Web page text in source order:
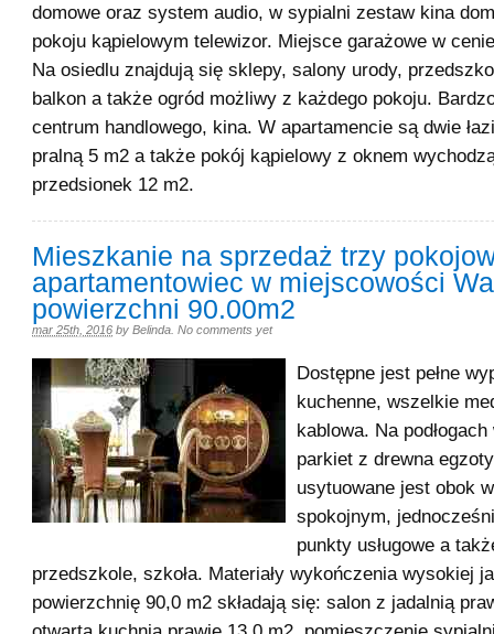
domowe oraz system audio, w sypialni zestaw kina
pokoju kąpielowym telewizor. Miejsce garażowe w
Na osiedlu znajdują się sklepy, salony urody,
balkon a także ogród możliwy z każdego pokoju.
centrum handlowego, kina. W apartamencie są dwie
pralną 5 m2 a także pokój kąpielowy z oknem
przedsionek 12 m2.
Mieszkanie na sprzedaż trzy
apartamentowiec w miejscowości
powierzchni 90.00m2
mar 25th, 2016 by Belinda No comments yet
Dostępne jest pełne
kuchenne, wszelkie
kablowa. Na
parkiet z drewna
usytuowane jest obok
spokojnym,
punkty usługowe a
przedszkole, szkoła. Materiały wykończenia wysokiej
powierzchnię 90,0 m2 składają się: salon z jadalnią